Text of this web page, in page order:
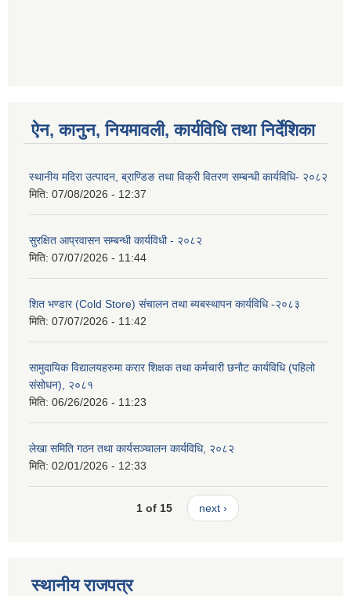
ऐन, कानुन, नियमावली, कार्यविधि तथा निर्देशिका
स्थानीय मदिरा उत्पादन, ब्राण्डिङ तथा विक्री वितरण सम्बन्धी कार्यविधि- २०८२
मिति: 07/08/2026 - 12:37
सुरक्षित आप्रवासन सम्बन्धी कार्यविधी - २०८२
मिति: 07/07/2026 - 11:44
शित भण्डार (Cold Store) संचालन तथा ब्यबस्थापन कार्यविधि -२०८३
मिति: 07/07/2026 - 11:42
सामुदायिक विद्यालयहरुमा करार शिक्षक तथा कर्मचारी छनौट कार्यविधि (पहिलो
संसोधन), २०८१
मिति: 06/26/2026 - 11:23
लेखा समिति गठन तथा कार्यसञ्चालन कार्यविधि, २०८२
मिति: 02/01/2026 - 12:33
1 of 15 next ›
स्थानीय राजपत्र